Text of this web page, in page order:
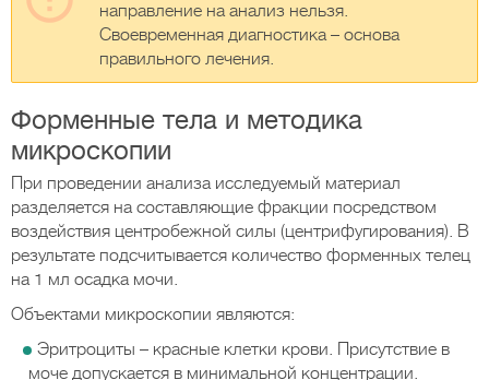
направление на анализ нельзя.
Своевременная диагностика – основа
правильного лечения.
Форменные тела и методика
микроскопии
При проведении анализа исследуемый материал
разделяется на составляющие фракции посредством
воздействия центробежной силы (центрифугирования). В
результате подсчитывается количество форменных телец
на 1 мл осадка мочи.
Объектами микроскопии являются:
Эритроциты – красные клетки крови. Присутствие в
моче допускается в минимальной концентрации.